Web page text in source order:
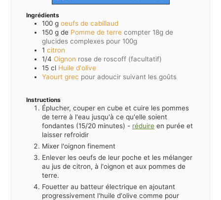
Ingrédients
100 g oeufs de cabillaud
150 g de Pomme de terre compter 18g de
glucides complexes pour 100g
1 citron
1/4 Oignon rose de roscoff (facultatif)
15 cl Huile d'olive
Yaourt grec pour adoucir suivant les goûts
Instructions
Éplucher, couper en cube et cuire les pommes
de terre à l'eau jusqu'à ce qu'elle soient
fondantes (15/20 minutes) - réduire en purée et
laisser refroidir
Mixer l'oignon finement
Enlever les oeufs de leur poche et les mélanger
au jus de citron, à l'oignon et aux pommes de
terre.
Fouetter au batteur électrique en ajoutant
progressivement l'huile d'olive comme pour